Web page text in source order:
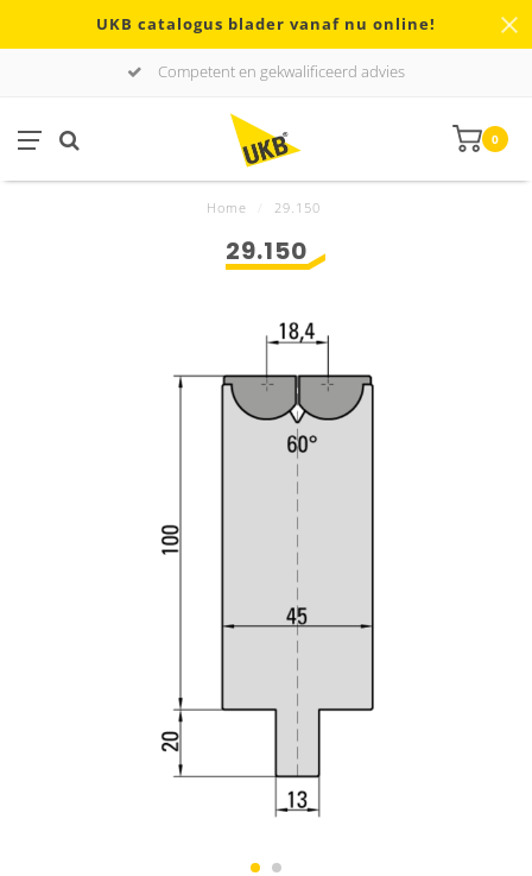
UKB catalogus blader vanaf nu online!
Competent en gekwalificeerd advies
0
Home 29.150
29.150